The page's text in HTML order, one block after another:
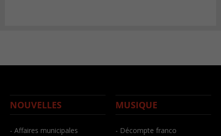
NOUVELLES
- Affaires municipales
MUSIQUE
- Décompte franco